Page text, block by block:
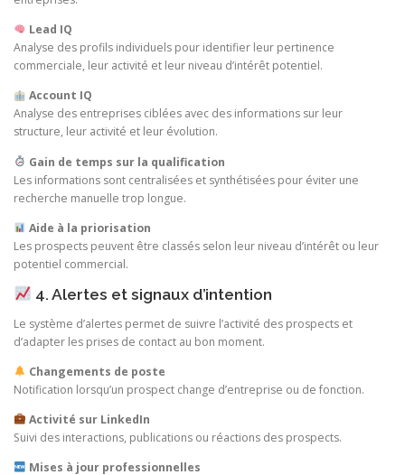
Lead IQ
Analyse des profils individuels pour identifier leur pertinence
commerciale, leur activité et leur niveau d’intérêt potentiel.
Account IQ
Analyse des entreprises ciblées avec des informations sur leur
structure, leur activité et leur évolution.
Gain de temps sur la qualification
Les informations sont centralisées et synthétisées pour éviter une
recherche manuelle trop longue.
Aide à la priorisation
Les prospects peuvent être classés selon leur niveau d’intérêt ou leur
potentiel commercial.
4. Alertes et signaux d’intention
Le système d’alertes permet de suivre l’activité des prospects et
d’adapter les prises de contact au bon moment.
Changements de poste
Notification lorsqu’un prospect change d’entreprise ou de fonction.
Activité sur LinkedIn
Suivi des interactions, publications ou réactions des prospects.
Mises à jour professionnelles